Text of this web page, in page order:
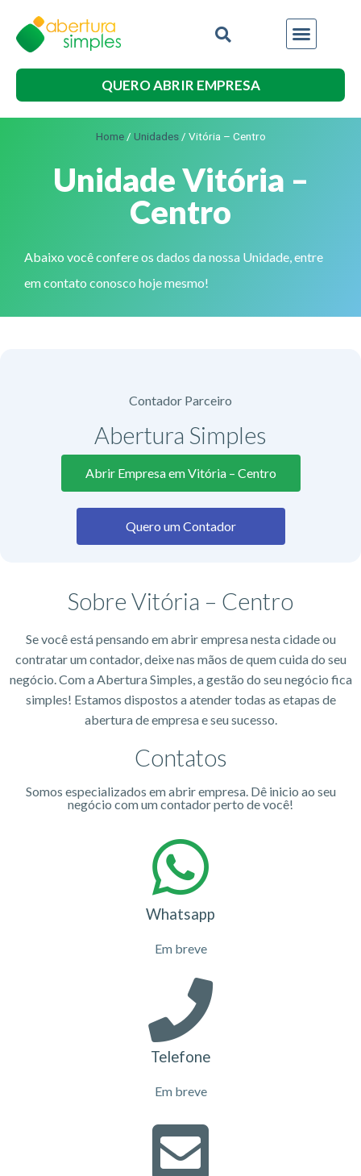
QUERO ABRIR EMPRESA
Home/ Unidades/ Vitória – Centro
Unidade Vitória –
Centro
Abaixo você confere os dados da nossa Unidade, entre
em contato conosco hoje mesmo!
Contador Parceiro
Abertura Simples
Abrir Empresa em Vitória – Centro
Quero um Contador
Sobre Vitória – Centro
Se você está pensando em abrir empresa nesta cidade ou
contratar um contador, deixe nas mãos de quem cuida do seu
negócio. Com a Abertura Simples, a gestão do seu negócio fica
simples! Estamos dispostos a atender todas as etapas de
abertura de empresa e seu sucesso.
Contatos
Somos especializados em abrir empresa. Dê inicio ao seu
negócio com um contador perto de você!
Whatsapp
Em breve
Telefone
Em breve